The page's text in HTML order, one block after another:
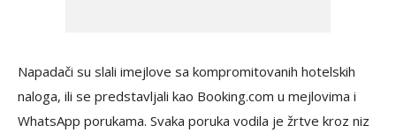
Napadači su slali imejlove sa kompromitovanih hotelskih
naloga, ili se predstavljali kao Booking.com u mejlovima i
WhatsApp porukama. Svaka poruka vodila je žrtve kroz niz